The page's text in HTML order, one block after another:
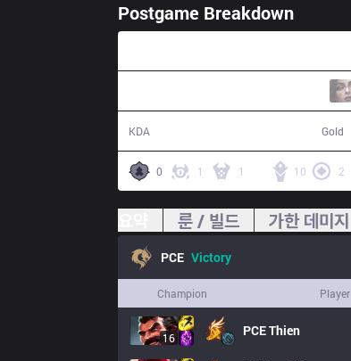
Postgame Breakdown
KDA Gold
0 1 1 10 2
룬 / 빌드 가한 데미지
PCE Victory
Champion Player
16 PCEThien